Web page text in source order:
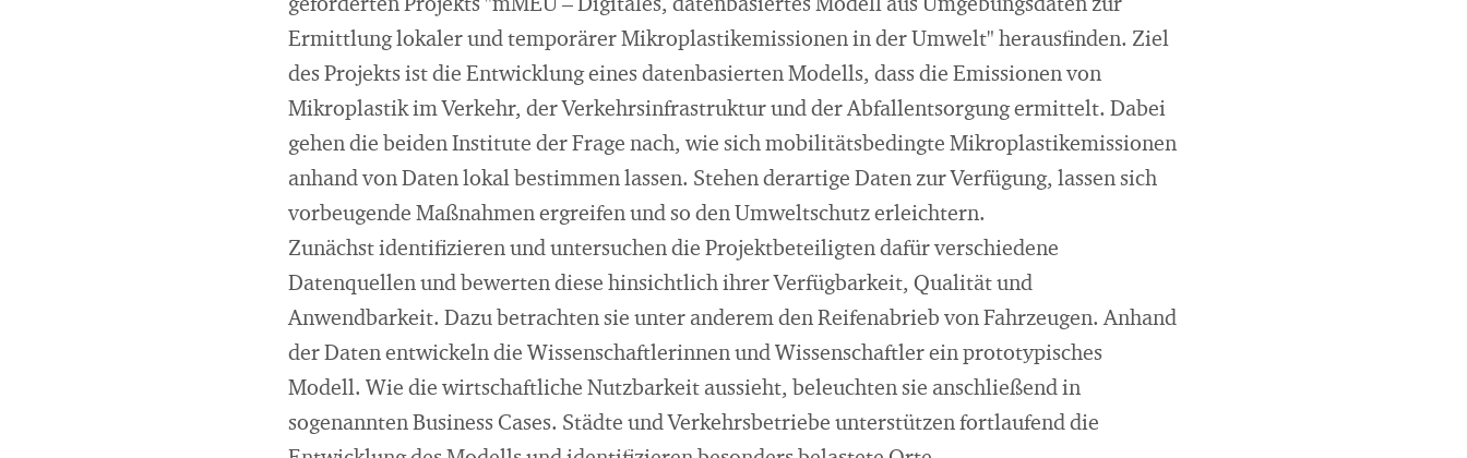
geförderten Projekts "mMEU – Digitales, datenbasiertes Modell aus Umgebungsdaten zur
Ermittlung lokaler und temporärer Mikroplastikemissionen in der Umwelt" herausfinden. Ziel
des Projekts ist die Entwicklung eines datenbasierten Modells, dass die Emissionen von
Mikroplastik im Verkehr, der Verkehrsinfrastruktur und der Abfallentsorgung ermittelt. Dabei
gehen die beiden Institute der Frage nach, wie sich mobilitätsbedingte Mikroplastikemissionen
anhand von Daten lokal bestimmen lassen. Stehen derartige Daten zur Verfügung, lassen sich
vorbeugende Maßnahmen ergreifen und so den Umweltschutz erleichtern.
Zunächst identifizieren und untersuchen die Projektbeteiligten dafür verschiedene
Datenquellen und bewerten diese hinsichtlich ihrer Verfügbarkeit, Qualität und
Anwendbarkeit. Dazu betrachten sie unter anderem den Reifenabrieb von Fahrzeugen. Anhand
der Daten entwickeln die Wissenschaftlerinnen und Wissenschaftler ein prototypisches
Modell. Wie die wirtschaftliche Nutzbarkeit aussieht, beleuchten sie anschließend in
sogenannten Business Cases. Städte und Verkehrsbetriebe unterstützen fortlaufend die